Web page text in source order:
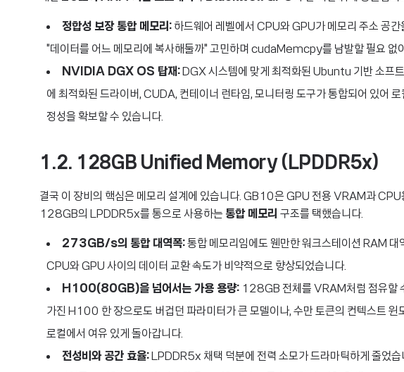
정합성 보장 통합 메모리: 하드웨어 레벨에서 CPU와 GPU가 메모리 주소 공
"데이터를 어느 메모리에 복사해둘까" 고민하며 cudaMemcpy를 남발할 필요 없
NVIDIA DGX OS 탑재:DGX 시스템에 맞게 최적화된 Ubuntu 기반 소프
에 최적화된 드라이버, CUDA, 컨테이너 런타임, 모니터링 도구가 통합되어 있어
정성을 확보할 수 있습니다.
1.2. 128GB Unified Memory (LPDDR5x)
결국 이 장비의 핵심은 메모리 설계에 있습니다. GB10은 GPU 전용 VRAM과
128GB의 LPDDR5x를 통으로 사용하는 통합 메모리 구조를 택했습니다.
273GB/s의 통합 대역폭:통합 메모리임에도 웬만한 워크스테이션 RAM 대
CPU와 GPU 사이의 데이터 교환 속도가 비약적으로 향상되었습니다.
H100(80GB)을 넘어서는 가용 용량: 128GB 전체를 VRAM처럼 점유할
가진 H100 한 장으로도 버겁던 파라미터가 큰 모델이나, 수만 토큰의 컨텍스트
로컬에서 여유 있게 돌아갑니다.
전성비와 공간 효율:LPDDR5x 채택 덕분에 전력 소모가 드라마틱하게 줄